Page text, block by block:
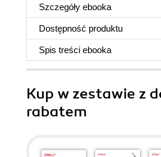
Szczegóły ebooka
Dostępność produktu
Spis treści ebooka
Kup w zestawie z
rabatem